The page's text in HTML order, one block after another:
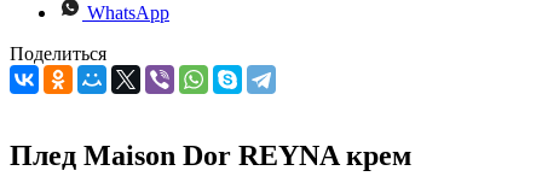
WhatsApp
Поделиться
Плед Maison Dor REYNA крем